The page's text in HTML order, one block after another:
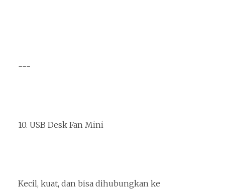
---
10. USB Desk Fan Mini
Kecil, kuat, dan bisa dihubungkan ke